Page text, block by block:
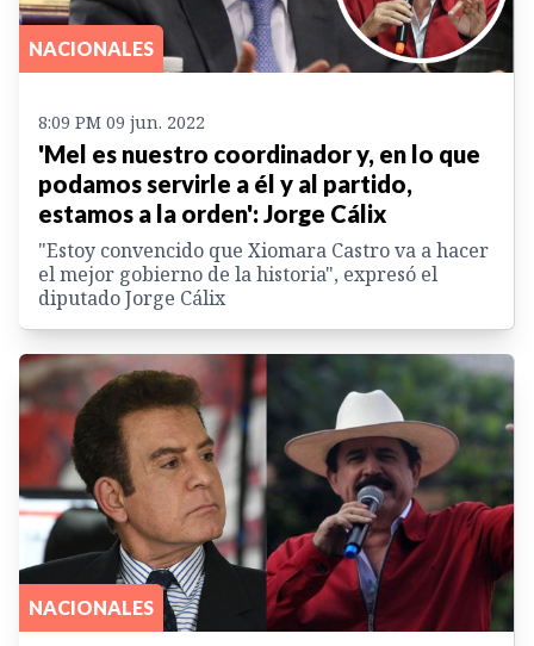
NACIONALES
8:09 PM 09 jun. 2022
'Mel es nuestro coordinador y, en lo que
podamos servirle a él y al partido,
estamos a la orden': Jorge Cálix
"Estoy convencido que Xiomara Castro va a hacer
el mejor gobierno de la historia", expresó el
diputado Jorge Cálix
NACIONALES